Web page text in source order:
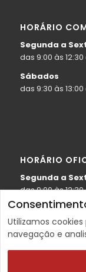
HORÁRIO
Segunda a
das 9:00 às 12:30
Sábados
das 9:30 às 13:00
HORÁRIO
Segunda a
das 9:00 às 12:30
Sábados
das 9:30 às 13:00
Utilizamos
navegação e